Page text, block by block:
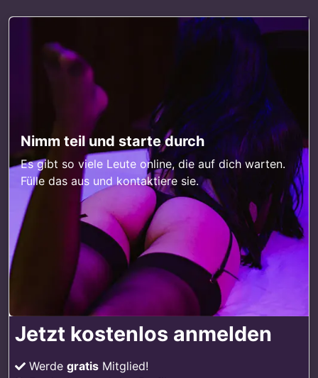
Nimm teil und starte durch
Es gibt so viele Leute online, die auf dich warten.
Fülle das aus und kontaktiere sie.
Jetzt kostenlos anmelden
Werde gratis Mitglied!